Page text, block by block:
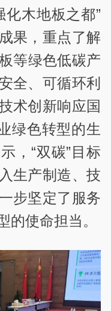
化木地板之都”
果，重点了解
等绿色低碳产
全、可循环利
术创新响应国
绿色转型的生
，“双碳”目标
生产制造、技
步坚定了服务
的使命担当。